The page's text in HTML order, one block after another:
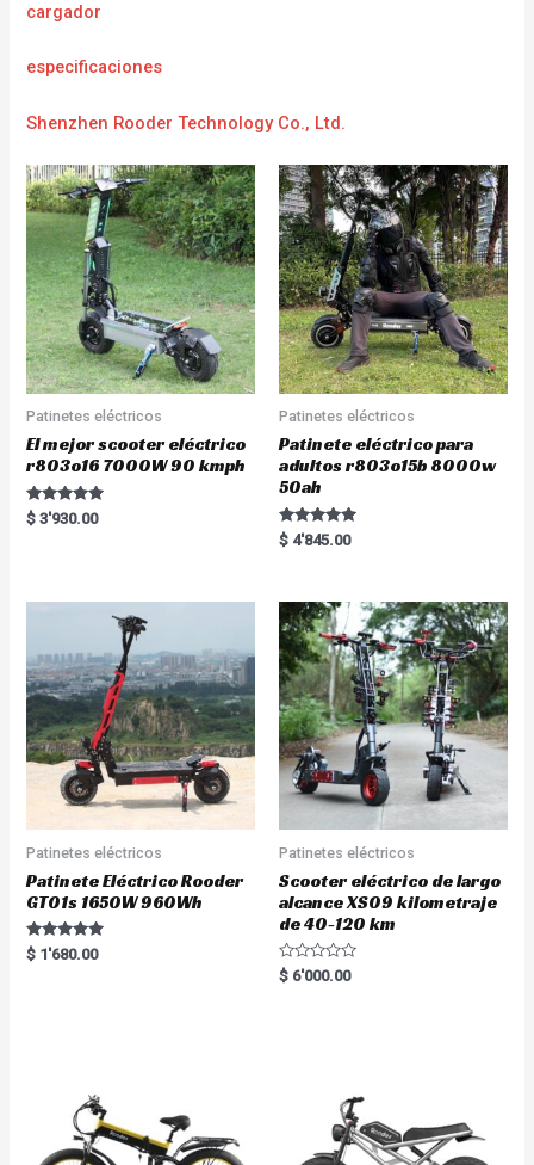
cargador
especificaciones
Shenzhen Rooder Technology Co., Ltd.
Patinetes eléctricos
El mejor scooter eléctrico
r803o16 7000W 90 kmph
Rated
5.00
$ 3'930.00
Patinetes eléctricos
Patinete eléctrico para
adultos r803o15b 8000w
50ah
Rated
5.00
$ 4'845.00
Patinetes eléctricos
Patinete Eléctrico Rooder
GT01s 1650W 960Wh
Rated
5.00
$ 1'680.00
Patinetes eléctricos
Scooter eléctrico de largo
alcance XS09 kilometraje
de 40-120 km
R
a
$ 6'000.00